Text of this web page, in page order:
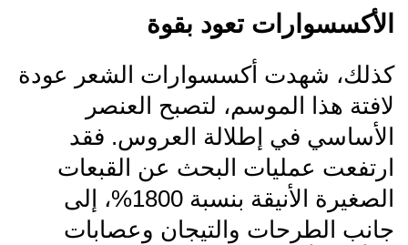
الأكسسوارات تعود بقوة
كذلك، شهدت أكسسوارات الشعر عودة
لافتة هذا الموسم، لتصبح العنصر
الأساسي في إطلالة العروس. فقد
ارتفعت عمليات البحث عن القبعات
الصغيرة الأنيقة بنسبة 1800%، إلى
جانب الطرحات والتيجان وعصابات